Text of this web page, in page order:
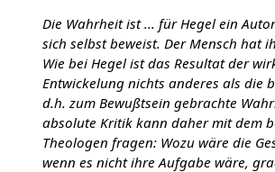
Die Wahrheit ist ... für Hegel ein
sich selbst beweist. Der Mensch hat
Wie bei Hegel ist das Resultat der
Entwickelung nichts anderes als die
d.h. zum Bewußtsein gebrachte
absolute Kritik kann daher mit dem
Theologen fragen: Wozu wäre die
wenn es nicht ihre Aufgabe wäre,